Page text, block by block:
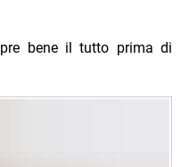
bene il tutto prima di